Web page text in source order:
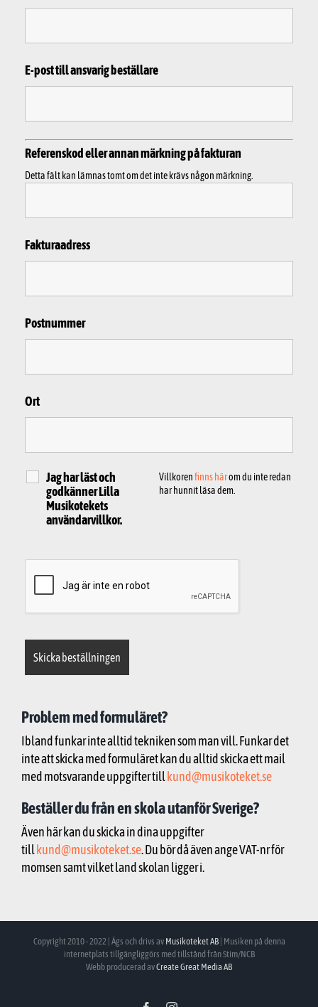
E-post till ansvarig beställare
Referenskod eller annan märkning på fakturan
Detta fält kan lämnas tomt om det inte krävs någon märkning.
Fakturaadress
Postnummer
Ort
Jag har läst och
godkänner Lilla
Musikotekets
användarvillkor.
Villkorenfinns härom du inte redan
har hunnit läsa dem.
Problem med formuläret?
Ibland funkar inte alltid tekniken som man vill. Funkar det
inte att skicka med formuläret kan du alltid skicka ett mail
med motsvarande uppgifter tillkund@musikoteket.se
Beställer du från en skola utanför Sverige?
Även här kan du skicka in dina uppgifter
tillkund@musikoteket.se. Du bör då även ange VAT-nr för
momsen samt vilket land skolan ligger i.
Copyright 2010 - 2022 | Ägs och drivs av Musikoteket AB| Musiken på denna
internetplats tillgängliggörs med tillstånd från Stim/NCB
Webb producerad avCreate Great Media AB